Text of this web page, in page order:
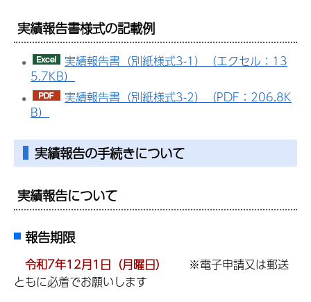
実績報告書様式の記載例
実績報告書（別紙様式3-1）（エクセル：13
5.7KB）
実績報告書（別紙様式3-2）（PDF：206.8K
B）
実績報告の手続きについて
実績報告について
報告期限
令和7年12月1日（月曜日）
※電子申請又は郵送
ともに必着でお願いします